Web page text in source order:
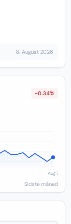
8. August 2026
-0.34%
Sidste måned